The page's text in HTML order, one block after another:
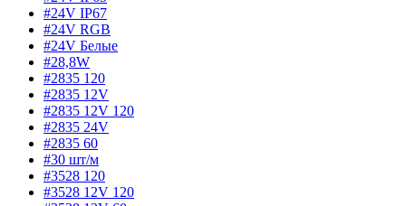
#24V IP67
#24V RGB
#24V Белые
#28,8W
#2835 120
#2835 12V
#2835 12V 120
#2835 24V
#2835 60
#30 шт/м
#3528 120
#3528 12V 120